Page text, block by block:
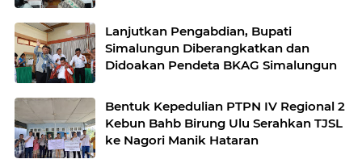
Lanjutkan Pengabdian, Bupati
Simalungun Diberangkatkan dan
Didoakan Pendeta BKAG Simalungun
Bentuk Kepedulian PTPN IV Regional 2
Kebun Bahb Birung Ulu Serahkan TJSL
ke Nagori Manik Hataran